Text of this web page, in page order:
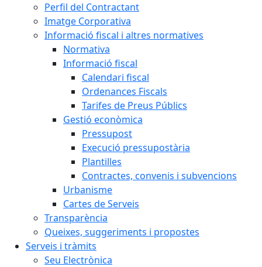
Perfil del Contractant
Imatge Corporativa
Informació fiscal i altres normatives
Normativa
Informació fiscal
Calendari fiscal
Ordenances Fiscals
Tarifes de Preus Públics
Gestió econòmica
Pressupost
Execució pressupostària
Plantilles
Contractes, convenis i subvencions
Urbanisme
Cartes de Serveis
Transparència
Queixes, suggeriments i propostes
Serveis i tràmits
Seu Electrònica